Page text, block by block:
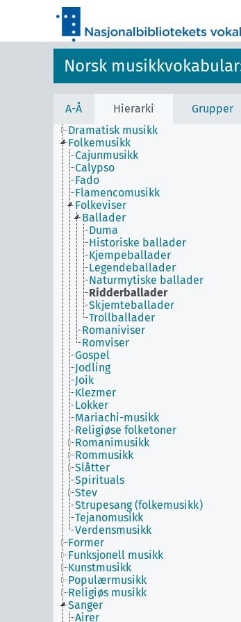
Norsk
A-Å Hierarki Grupper
Dramatisk musikk
Folkemusikk
Cajunmusikk
Calypso
Fado
Flamencomusikk
Folkeviser
Ballader
Duma
Historiske ballader
Kjempeballader
Legendeballader
Naturmytiske ballader
Ridderballader
Skjemteballader
Trollballader
Romaniviser
Romviser
Gospel
Jodling
Joik
Klezmer
Lokker
Mariachi-musikk
Religiøse folketoner
Romanimusikk
Rommusikk
Slåtter
Spirituals
Stev
Strupesang (folkemusikk)
Tejanomusikk
Verdensmusikk
Former
Funksjonell musikk
Kunstmusikk
Populærmusikk
Religiøs musikk
Sanger
Airer